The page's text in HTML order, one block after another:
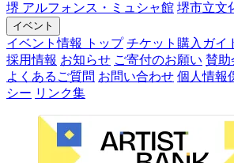
堺 アルフォンス・ミュシャ館 堺市立文
イベント
イベント情報 トップ チケット購入ガイ
採用情報 お知らせ ご寄付のお願い 賛助
よくあるご質問 お問い合わせ 個人情報
シー リンク集